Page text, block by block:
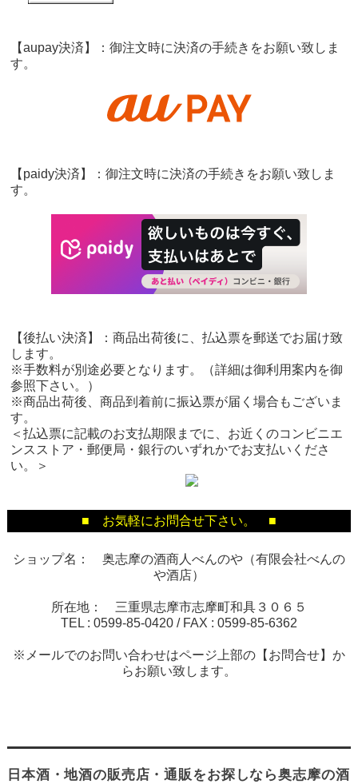
【aupay決済】：御注文時に決済の手続きをお願い致しま
す。
【paidy決済】：御注文時に決済の手続きをお願い致しま
す。
【後払い決済】：商品出荷後に、払込票を郵送でお届け致
します。
※手数料が別途必要となります。（詳細は御利用案内を御
参照下さい。）
※商品出荷後、商品到着前に振込票が届く場合もございま
す。
＜払込票に記載のお支払期限までに、お近くのコンビニエ
ンスストア・郵便局・銀行のいずれかでお支払いくださ
い。＞
■ お気軽にお問合せ下さい。 ■
ショップ名： 奥志摩の酒商人べんのや（有限会社べんの
や酒店）
所在地： 三重県志摩市志摩町和具３０６５
TEL : 0599-85-0420 / FAX : 0599-85-6362
※メールでのお問い合わせはページ上部の【お問合せ】か
らお願い致します。
日本酒・地酒の販売店・通販をお探しなら奥志摩の酒